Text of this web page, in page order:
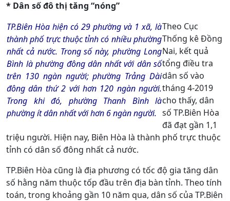
* Dân số đô thị tăng “nóng”
TP.Biên Hòa hiện có 29 phường và 1 xã, là
thành phố trực thuộc tỉnh có nhiều phường
nhất cả nước. Trong số này, phường Long
Bình là phường đông dân nhất với dân số
trên 130 ngàn người; phường Trảng Dài
đông dân thứ 2 với hơn 120 ngàn người.
Trong khi đó, phường Thanh Bình là
phường ít dân nhất với hơn 6 ngàn người.
Theo Cục
Thống kê Đồng
Nai, kết quả
tổng điều tra
dân số vào
tháng 4-2019
cho thấy, dân
số TP.Biên Hòa
đã đạt gần 1,1
triệu người. Hiện nay, Biên Hòa là thành phố trực thuộc
tỉnh có dân số đông nhất cả nước.
TP.Biên Hòa cũng là địa phương có tốc độ gia tăng dân
số hằng năm thuộc tốp đầu trên địa bàn tỉnh. Theo tính
toán, trong khoảng gần 10 năm qua, dân số của TP.Biên